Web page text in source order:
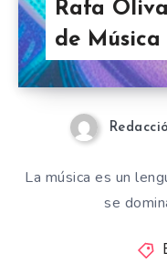
Rafa
de
La música es un
se